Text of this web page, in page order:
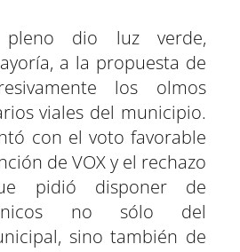
pleno dio luz verde,
a la propuesta de
los olmos
viales del municipio.
con el voto favorable
de VOX y el rechazo
pidió disponer de
no sólo del
sino también de